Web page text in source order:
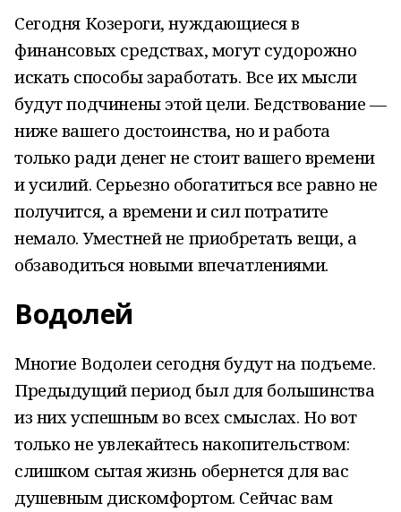
Сегодня Козероги, нуждающиеся в
финансовых средствах, могут судорожно
искать способы заработать. Все их мысли
будут подчинены этой цели. Бедствование —
ниже вашего достоинства, но и работа
только ради денег не стоит вашего времени
и усилий. Серьезно обогатиться все равно не
получится, а времени и сил потратите
немало. Уместней не приобретать вещи, а
обзаводиться новыми впечатлениями.
Водолей
Многие Водолеи сегодня будут на подъеме.
Предыдущий период был для большинства
из них успешным во всех смыслах. Но вот
только не увлекайтесь накопительством:
слишком сытая жизнь обернется для вас
душевным дискомфортом. Сейчас вам